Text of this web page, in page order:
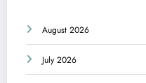
August 2026
July 2026